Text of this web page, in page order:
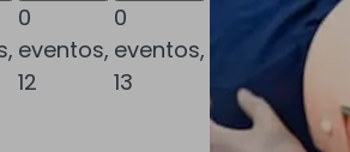
0
eventos,
12
0
eventos,
13